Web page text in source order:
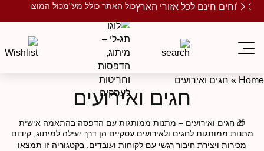
חינם לכל אזורי הארץכול האתר כולל מע"מכול המוצרים
»חגים ואירועים
חגים ואירועים
🎁 חגים ואירועים – מתנות ממותגות עם הדפסה בהתאמה אישית
ממותגות לחגים ולאירועים עסקיים הן דרך יעילה למיתוג, קידום
מכירות ויצירת חיבור רגשי עם לקוחות ועובדים. בקטגוריה זו תמצאו